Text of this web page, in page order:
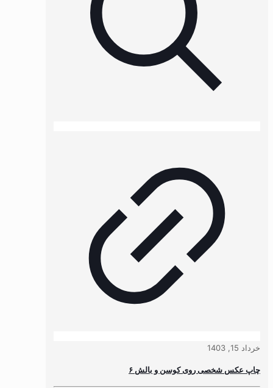
خرداد 15, 1403
چاپ عکس شخصی روی کوسن و بالش ۶